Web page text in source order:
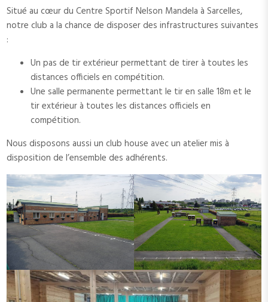
Situé au cœur du Centre Sportif Nelson Mandela à Sarcelles,
notre club a la chance de disposer des infrastructures suivantes
:
Un pas de tir extérieur permettant de tirer à toutes les
distances officiels en compétition.
Une salle permanente permettant le tir en salle 18m et le
tir extérieur à toutes les distances officiels en
compétition.
Nous disposons aussi un club house avec un atelier mis à
disposition de l’ensemble des adhérents.